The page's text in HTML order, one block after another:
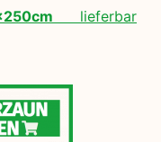
lieferbar